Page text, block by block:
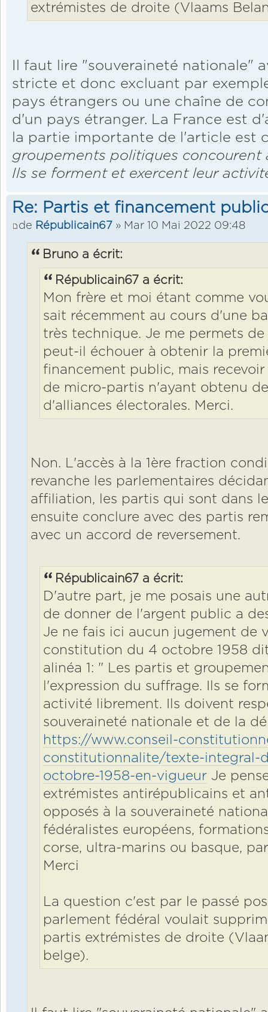
extrémistes de droite (Vlaams
Il faut lire "souveraineté nationale"
stricte et donc excluant par
pays étrangers ou une chaîne de
d'un pays étranger. La France est
la partie importante de l'article est
groupements politiques concourent
Ils se forment et exercent leur
Re: Partis et financement
de Républicain67 » Mar 10 Mai 2022 09:48
Bruno a écrit:
Républicain67 a écrit:
Mon frère et moi étant comme
sait récemment au cours d'une
très technique. Je me permets
peut-il échouer à obtenir la
financement public, mais
de micro-partis n'ayant obtenu
d'alliances électorales. Merci.
Non. L'accès à la 1ère fraction
revanche les parlementaires
affiliation, les partis qui sont dans
ensuite conclure avec des partis
avec un accord de reversement.
Républicain67 a écrit:
D'autre part, je me posais une
de donner de l'argent public a
Je ne fais ici aucun jugement de
constitution du 4 octobre 1958
alinéa 1: " Les partis et
l'expression du suffrage. Ils se
activité librement. Ils doivent
souveraineté nationale et de la
https://www.conseil-
constitutionnalite/texte-integral-
octobre-1958-en-vigueur Je
extrémistes antirépublicains et
opposés à la souveraineté
fédéralistes européens,
corse, ultra-marins ou basque,
Merci
La question c'est par le passé
parlement fédéral voulait
partis extrémistes de droite
belge).